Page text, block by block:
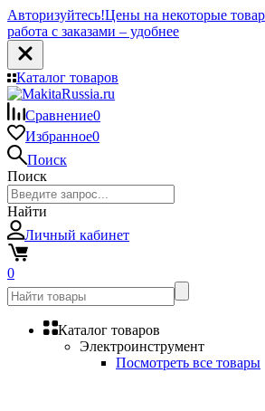
Авторизуйтесь!Цены на некоторые
работа с заказами – удобнее
Каталог товаров
Сравнение0
Избранное0
Поиск
Поиск
Найти
Личный кабинет
0
Каталог товаров
Электроинструмент
Посмотреть все товары